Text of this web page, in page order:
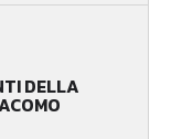
DELLA